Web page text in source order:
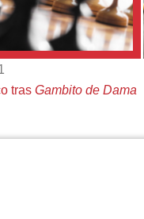
tras Gambito de Dama